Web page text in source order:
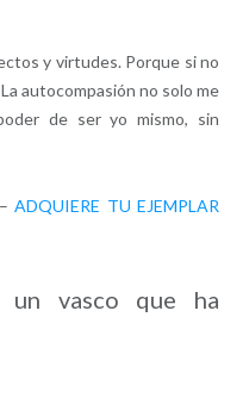
y virtudes. Porque si no
autocompasión no solo me
de ser yo mismo, sin
–ADQUIERE TU EJEMPLAR
vasco que ha